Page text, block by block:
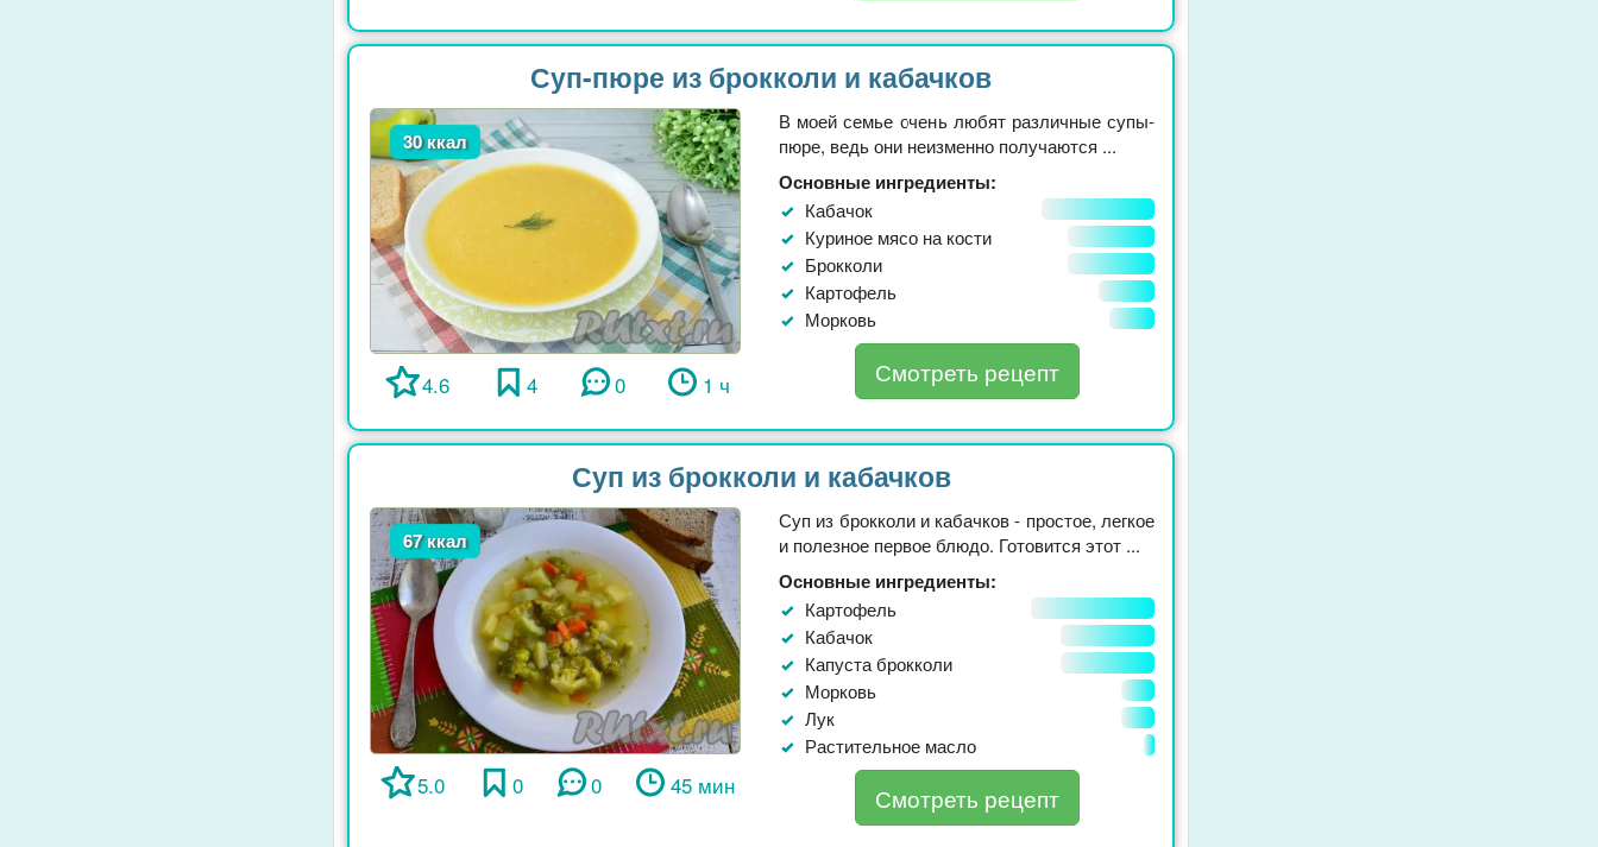
Суп-пюре из брокколи и кабачков
30 ккал
4.6 4 0 1 ч
В моей семье очень любят различные супы-
пюре, ведь они неизменно получаются ...
Основные ингредиенты:
Кабачок
Куриное мясо на кости
Брокколи
Картофель
Морковь
Смотреть рецепт
Суп из брокколи и кабачков
67 ккал
5.0 0 0 45 мин
Суп из брокколи и кабачков - простое, легкое
и полезное первое блюдо. Готовится этот ...
Основные ингредиенты:
Картофель
Кабачок
Капуста брокколи
Морковь
Лук
Растительное масло
Смотреть рецепт